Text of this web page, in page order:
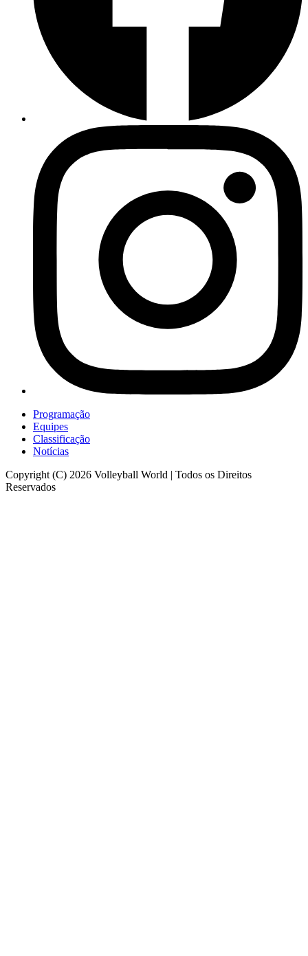
Programação
Equipes
Classificação
Notícias
Copyright (C) 2026 Volleyball World | Todos os Direitos
Reservados